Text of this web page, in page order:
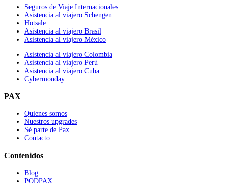
Seguros de Viaje Internacionales
Asistencia al viajero Schengen
Hotsale
Asistencia al viajero Brasil
Asistencia al viajero México
Asistencia al viajero Colombia
Asistencia al viajero Perú
Asistencia al viajero Cuba
Cybermonday
PAX
Quienes somos
Nuestros upgrades
Sé parte de Pax
Contacto
Contenidos
Blog
PODPAX